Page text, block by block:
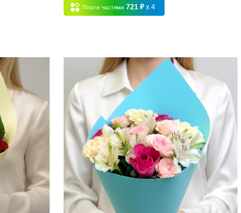
Плати частями 721 ₽ x 4